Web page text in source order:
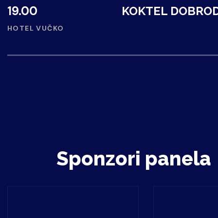
19.00
HOTEL VUČKO
KOKTEL
Sponzori panela